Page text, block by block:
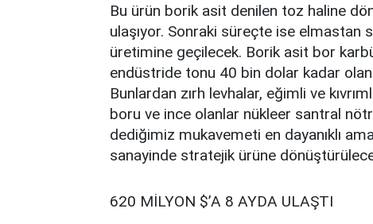
Bu ürün borik asit denilen toz haline
ulaşıyor. Sonraki süreçte ise
üretimine geçilecek. Borik asit bor
endüstride tonu 40 bin dolar kadar
Bunlardan zırh levhalar, eğimli ve
boru ve ince olanlar nükleer santral
dediğimiz mukavemeti en dayanıklı
sanayinde stratejik ürüne
620 MİLYON $’A 8 AYDA ULAŞTI